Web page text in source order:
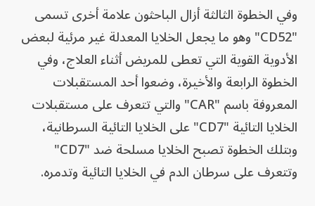
وفي الخطوة الثالثة أزال الباحثون علامة أخرى تسمى
"CD52" وهو ما يجعل الخلايا المعدلة غير مرئية لبعض
الأدوية القوية التي تعطى للمريض أثناء العلاج، وفي
الخطوة الرابعة والأخيرة، وضعوا أحد المستقبلات
المعروفة باسم "CAR" والتي تتعرف على مستقبلات
الخلايا التائية "CD7" على الخلايا التائية السرطانية،
وبتلك الخطوة تصبح الخلايا مسلحة ضد "CD7"
وتتعرف على سرطان الدم في الخلايا التائية وتدمره.